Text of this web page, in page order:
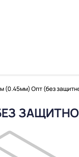
(0.45мм) Опт (без